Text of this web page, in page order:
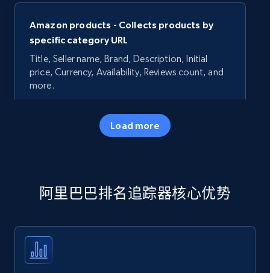
Amazon products - Collects products by
specific category URL
Title, Seller name, Brand, Description, Initial
price, Currency, Availability, Reviews count, and
more.
5.7K+
specific keywords
price, Currency, Availability, Reviews count, and
more.
Load more
阿里巴巴排名追踪器核心优势